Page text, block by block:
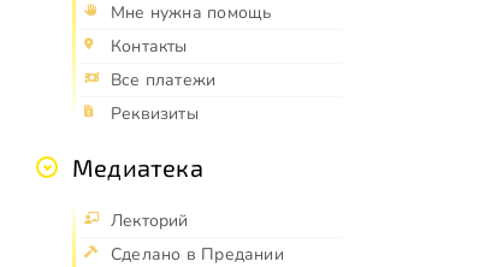
Мне нужна помощь
Контакты
Все платежи
Реквизиты
Медиатека
Лекторий
Сделано в Предании